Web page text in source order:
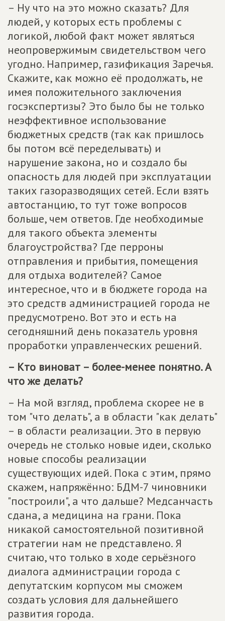
– Ну что на это можно сказать? Для
людей, у которых есть проблемы с
логикой, любой факт может являться
неопровержимым свидетельством чего
угодно. Например, газификация Заречья.
Скажите, как можно её продолжать, не
имея положительного заключения
госэкспертизы? Это было бы не только
неэффективное использование
бюджетных средств (так как пришлось
бы потом всё переделывать) и
нарушение закона, но и создало бы
опасность для людей при эксплуатации
таких газоразводящих сетей. Если взять
автостанцию, то тут тоже вопросов
больше, чем ответов. Где необходимые
для такого объекта элементы
благоустройства? Где перроны
отправления и прибытия, помещения
для отдыха водителей? Самое
интересное, что и в бюджете города на
это средств администрацией города не
предусмотрено. Вот это и есть на
сегодняшний день показатель уровня
проработки управленческих решений.
– Кто виноват – более-менее понятно. А
что же делать?
– На мой взгляд, проблема скорее не в
том "что делать", а в области "как делать"
– в области реализации. Это в первую
очередь не столько новые идеи, сколько
новые способы реализации
существующих идей. Пока с этим, прямо
скажем, напряжённо: БДМ-7 чиновники
"построили", а что дальше? Медсанчасть
сдана, а медицина на грани. Пока
никакой самостоятельной позитивной
стратегии нам не представлено. Я
считаю, что только в ходе серьёзного
диалога администрации города с
депутатским корпусом мы сможем
создать условия для дальнейшего
развития города.